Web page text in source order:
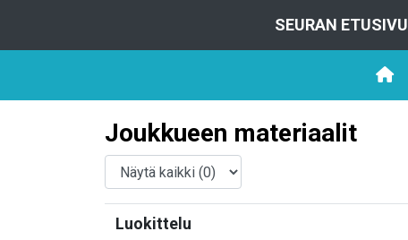
SEURAN ETUSIVU
Joukkueen materiaalit
Luokittelu